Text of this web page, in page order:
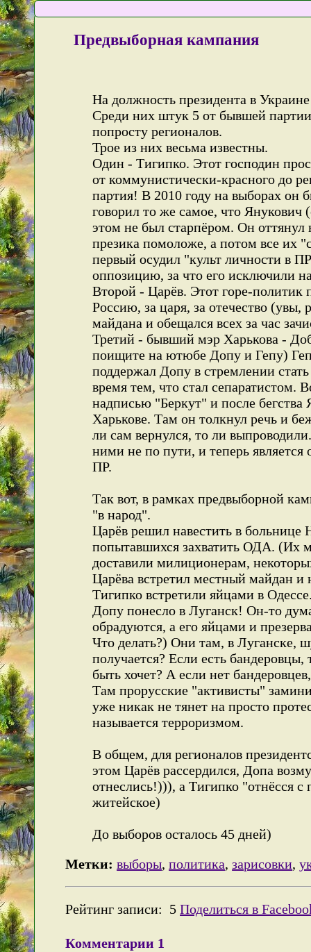
Предвыборная кампания
На должность президента в
Среди них штук 5 от бывшей
попросту регионалов.
Трое из них весьма известны.
Один - Тигипко. Этот господин
от коммунистически-красного до
партия! В 2010 году на выборах он
говорил то же самое, что Янукович
этом не был старпёром. Он оттянул
презика помоложе, а потом все их
первый осудил "культ личности в
оппозицию, за что его исключили
Второй - Царёв. Этот горе-
Россию, за царя, за отечество (увы,
майдана и обещался всех за час
Третий - бывший мэр Харькова -
поищите на ютюбе Допу и Гепу)
поддержал Допу в стремлении
время тем, что стал сепаратистом.
надписью "Беркут" и после бегства
Харькове. Там он толкнул речь и
ли сам вернулся, то ли
ними не по пути, и теперь
ПР.
Так вот, в рамках предвыборной
"в народ".
Царёв решил навестить в больнице
попытавшихся захватить ОДА. (Их
доставили милиционерам,
Царёва встретил местный майдан и
Тигипко встретили яйцами в
Допу понесло в Луганск! Он-то
обрадуются, а его яйцами и
Что делать?) Они там, в Луганске,
получается? Если есть
быть хочет? А если нет
Там прорусские "активисты"
уже никак не тянет на просто
называется терроризмом.
В общем, для регионалов
этом Царёв рассердился, Допа
отнеслись!))), а Тигипко "отнёсся
житейское)
До выборов осталось 45 дней)
Метки: выборы,политика, зарисовки,
Рейтинг записи: 5 Поделиться в
Комментарии 1